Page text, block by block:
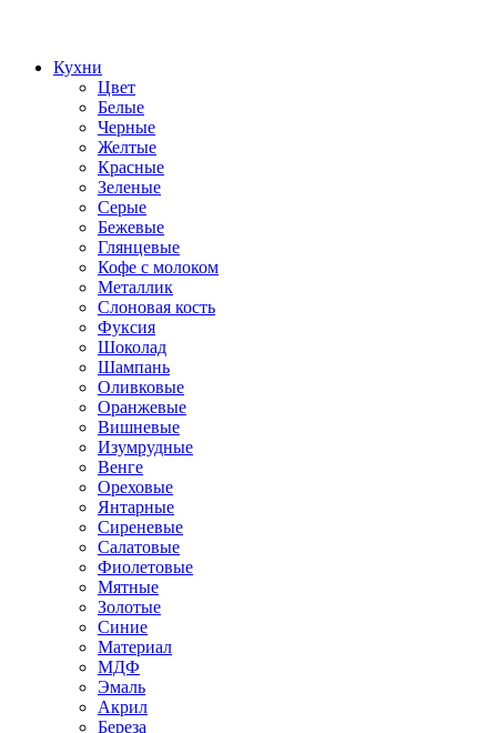
Кухни
Цвет
Белые
Черные
Желтые
Красные
Зеленые
Серые
Бежевые
Глянцевые
Кофе с молоком
Металлик
Слоновая кость
Фуксия
Шоколад
Шампань
Оливковые
Оранжевые
Вишневые
Изумрудные
Венге
Ореховые
Янтарные
Сиреневые
Салатовые
Фиолетовые
Мятные
Золотые
Синие
Материал
МДФ
Эмаль
Акрил
Береза